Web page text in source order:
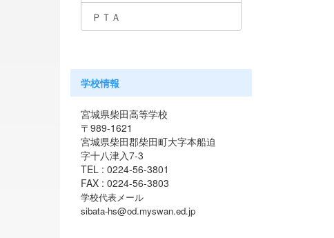
ＰＴＡ
学校情報
宮城県柴田高等学校
〒989-1621
宮城県柴田郡柴田町大字本船迫
字十八津入7-3
TEL : 0224-56-3801
FAX : 0224-56-3803
学校代表メール
sibata-hs@od.myswan.ed.jp